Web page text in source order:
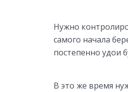
Нужно
самого начала
постепенно удои
В это же время